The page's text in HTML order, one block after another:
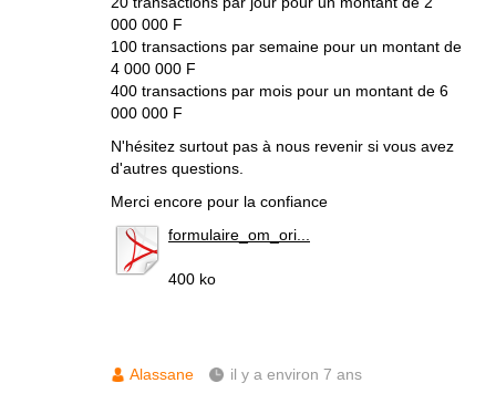
000 000 F
100 transactions par semaine pour un montant de
4 000 000 F
400 transactions par mois pour un montant de 6
000 000 F
N'hésitez surtout pas à nous revenir si vous avez
d'autres questions.
Merci encore pour la confiance
formulaire_om_ori...
400 ko
Alassane il y a environ 7 ans